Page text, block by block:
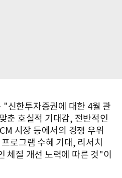
"신한투자증권에 대한 4월 관
춘 호실적 기대감, 전반적인
시장 등에서의 경쟁 우위
로그램 수혜 기대, 리서치
체질 개선 노력에 따른 것"이